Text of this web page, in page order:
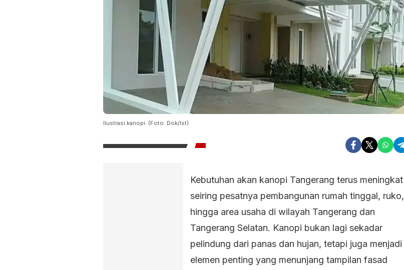
Ilustrasi kanopi. (Foto: Dok/Ist).
Kebutuhan akan kanopi Tangerang terus meningkat
seiring pesatnya pembangunan rumah tinggal, ruko,
hingga area usaha di wilayah Tangerang dan
Tangerang Selatan. Kanopi bukan lagi sekadar
pelindung dari panas dan hujan, tetapi juga menjadi
elemen penting yang menunjang tampilan fasad